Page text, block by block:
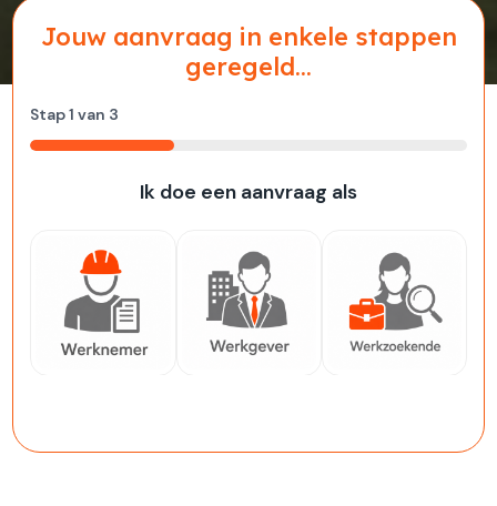
Jouw aanvraag in enkele stappen
geregeld...
Stap1 van 3
33%
Ik doe een aanvraag als